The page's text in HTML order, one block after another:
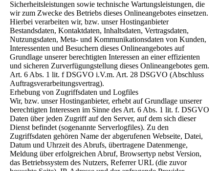
Sicherheitsleistungen sowie technische Wartungsleistungen, die
wir zum Zwecke des Betriebs dieses Onlineangebotes einsetzen.
Hierbei verarbeiten wir, bzw. unser Hostinganbieter
Bestandsdaten, Kontaktdaten, Inhaltsdaten, Vertragsdaten,
Nutzungsdaten, Meta- und Kommunikationsdaten von Kunden,
Interessenten und Besuchern dieses Onlineangebotes auf
Grundlage unserer berechtigten Interessen an einer effizienten
und sicheren Zurverfügungstellung dieses Onlineangebotes gem.
Art. 6 Abs. 1 lit. f DSGVO i.V.m. Art. 28 DSGVO (Abschluss
Auftragsverarbeitungsvertrag).
Erhebung von Zugriffsdaten und Logfiles
Wir, bzw. unser Hostinganbieter, erhebt auf Grundlage unserer
berechtigten Interessen im Sinne des Art. 6 Abs. 1 lit. f. DSGVO
Daten über jeden Zugriff auf den Server, auf dem sich dieser
Dienst befindet (sogenannte Serverlogfiles). Zu den
Zugriffsdaten gehören Name der abgerufenen Webseite, Datei,
Datum und Uhrzeit des Abrufs, übertragene Datenmenge,
Meldung über erfolgreichen Abruf, Browsertyp nebst Version,
das Betriebssystem des Nutzers, Referrer URL (die zuvor